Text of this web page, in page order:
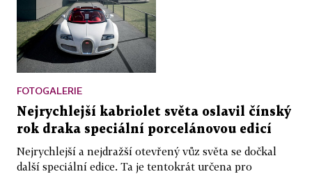
FOTOGALERIE
Nejrychlejší kabriolet světa oslavil čínský
rok draka speciální porcelánovou edicí
Nejrychlejší a nejdražší otevřený vůz světa se dočkal
další speciální edice. Ta je tentokrát určena pro